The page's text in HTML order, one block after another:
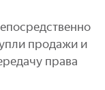
продажи и
права